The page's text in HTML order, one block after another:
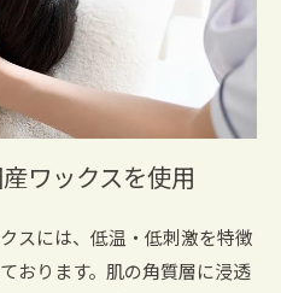
ワックスを使用
スには、低温・低刺激を特徴
おります。肌の角質層に浸透